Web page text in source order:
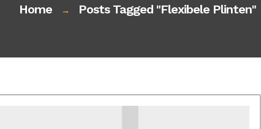
Home → Posts Tagged "flexibele Plinten"